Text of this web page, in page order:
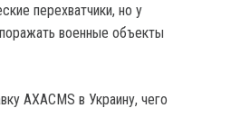
перехватчики, но у
военные объекты
AXACMS в Украину, чего